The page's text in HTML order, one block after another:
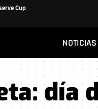
Cup
día